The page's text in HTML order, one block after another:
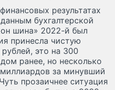
результатах
бухгалтерской
шина» 2022-й был
принесла чистую
это на 300
ранее, но несколько
за минувший
прозаичнее ситуация